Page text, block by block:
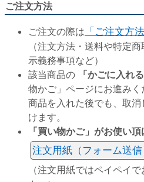
ご注文方法
ご注文の際は 「ご注文方法
（注文方法・送料や特定
示義務事項など）
該当商品の
「かごに入れ
物かご」ページにお進み
商品を入れた後でも、取
けます。
「買い物かご」がお使い
注文用紙（フォーム送信
（注文用紙ではペイペイ